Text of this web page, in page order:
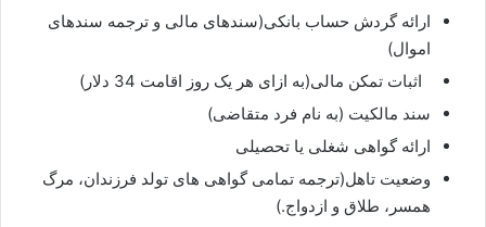
ارائه گردش حساب بانکی(سندهای مالی و ترجمه سندهای
اموال)
اثبات تمکن مالی(به ازای هر یک روز اقامت 34 دلار)
سند مالکیت (به نام فرد متقاضی)
ارائه گواهی شغلی یا تحصیلی
وضعیت تاهل(ترجمه تمامی گواهی های تولد فرزندان، مرگ
همسر، طلاق و ازدواج.)